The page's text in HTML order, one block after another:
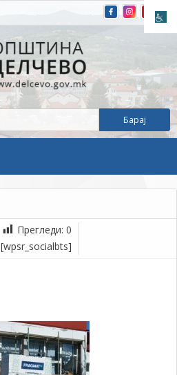
Прегледи: 0
[wpsr_socialbts]